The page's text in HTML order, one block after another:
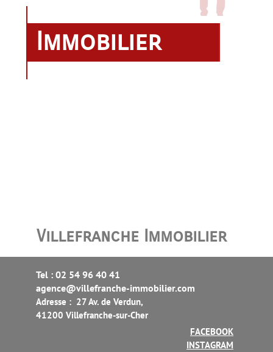
Immobilier
Villefranche Immobilier
Tel : 02 54 96 40 41
agence@villefranche-immobilier.com
Adresse : 27 Av. de Verdun,
41200 Villefranche-sur-Cher
FACEBOOK
INSTAGRAM